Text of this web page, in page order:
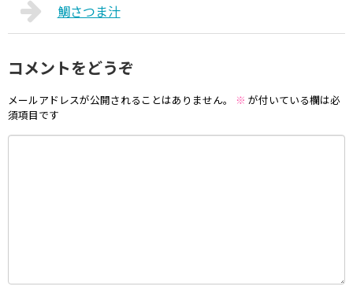
鯛さつま汁
コメントをどうぞ
メールアドレスが公開されることはありません。 ※ が付いている欄は必
須項目です